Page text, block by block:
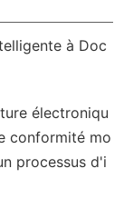
à Doc
électroniqu
conformité mo
processus d'i